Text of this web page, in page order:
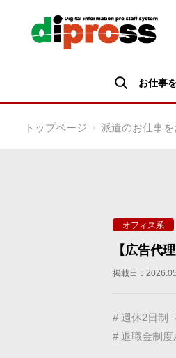
お仕事
トップページ 派遣のお仕事
オフィス系
【広告代
掲載日：
# 週休2日制
# 退職金制度